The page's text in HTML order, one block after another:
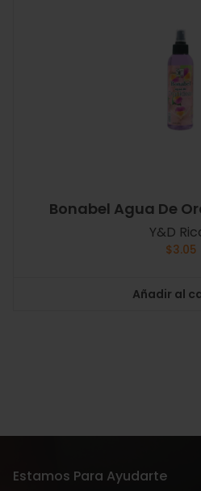
Bonabel Agua De
Y&D
$3.05
Añadir al
Estamos Para Ayudarte